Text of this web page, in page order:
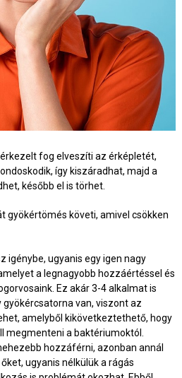
fog elveszíti az érképletét,
így kiszáradhat, majd a
később el is törhet.
gyökértömés követi, amivel csökken
igénybe, ugyanis egy igen nagy
a legnagyobb hozzáértéssel és
Ez akár 3-4 alkalmat is
van, viszont az
amelyből kikövetkeztethető, hogy
megmenteni a baktériumoktól.
hozzáférni, azonban annál
ugyanis nélkülük a rágás